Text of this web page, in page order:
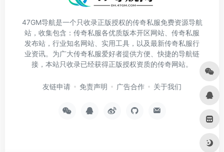
47GM导航是一个只收录正版授权的传奇私服免费资源导航
站，收集包含：传奇私服各优质版本开区网站、传奇私服
发布站，行业知名网站、实用工具，以及最新传奇私服行
业资讯。为广大传奇私服爱好者提供方便、快捷的导航链
接，本站只收录已经获得正版授权资质的传奇网站。
友链申请 免责声明 广告合作 关于我们